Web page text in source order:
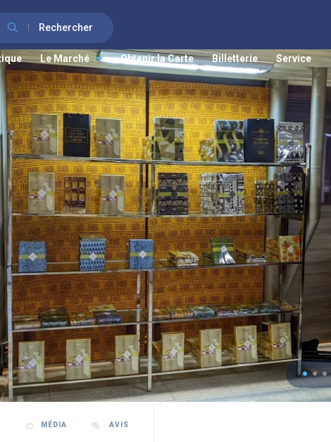
Rechercher
Le Marché Obtenir la Carte Billetterie Service
MÉDIA AVIS